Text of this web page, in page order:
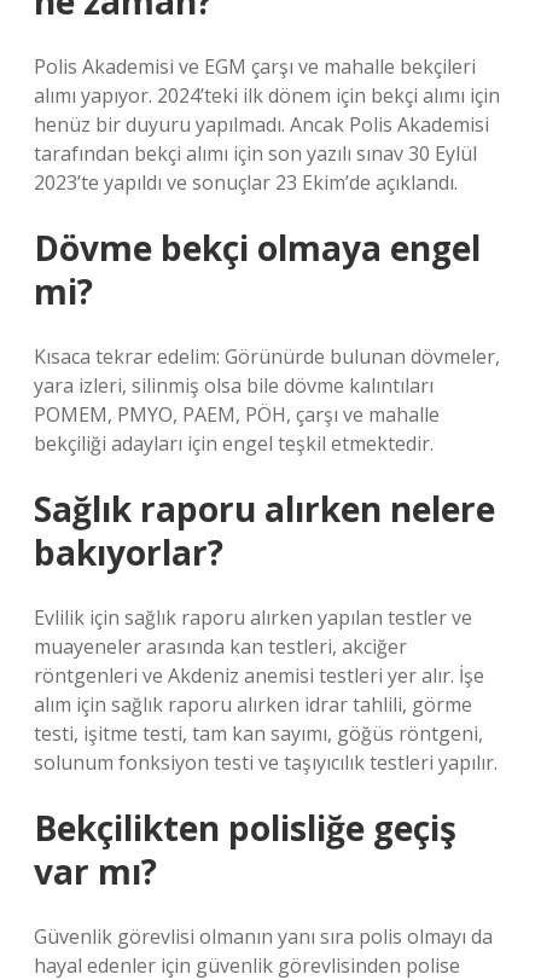
Polis Akademisi ve EGM çarşı ve mahalle bekçileri
alımı yapıyor. 2024’teki ilk dönem için bekçi alımı için
henüz bir duyuru yapılmadı. Ancak Polis Akademisi
tarafından bekçi alımı için son yazılı sınav 30 Eylül
2023’te yapıldı ve sonuçlar 23 Ekim’de açıklandı.
Dövme bekçi olmaya engel
mi?
Kısaca tekrar edelim: Görünürde bulunan dövmeler,
yara izleri, silinmiş olsa bile dövme kalıntıları
POMEM, PMYO, PAEM, PÖH, çarşı ve mahalle
bekçiliği adayları için engel teşkil etmektedir.
Sağlık raporu alırken nelere
bakıyorlar?
Evlilik için sağlık raporu alırken yapılan testler ve
muayeneler arasında kan testleri, akciğer
röntgenleri ve Akdeniz anemisi testleri yer alır. İşe
alım için sağlık raporu alırken idrar tahlili, görme
testi, işitme testi, tam kan sayımı, göğüs röntgeni,
solunum fonksiyon testi ve taşıyıcılık testleri yapılır.
Bekçilikten polisliğe geçiş
var mı?
Güvenlik görevlisi olmanın yanı sıra polis olmayı da
hayal edenler için güvenlik görevlisinden polise